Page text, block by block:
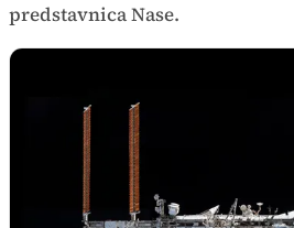
predstavnica Nase.